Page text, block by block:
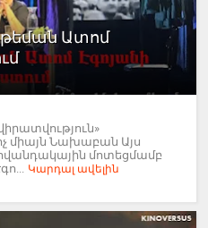
թեման Ատոմ
միայն Նախաբան Այս
մոտեցմամբ
Կարդալ ավելին